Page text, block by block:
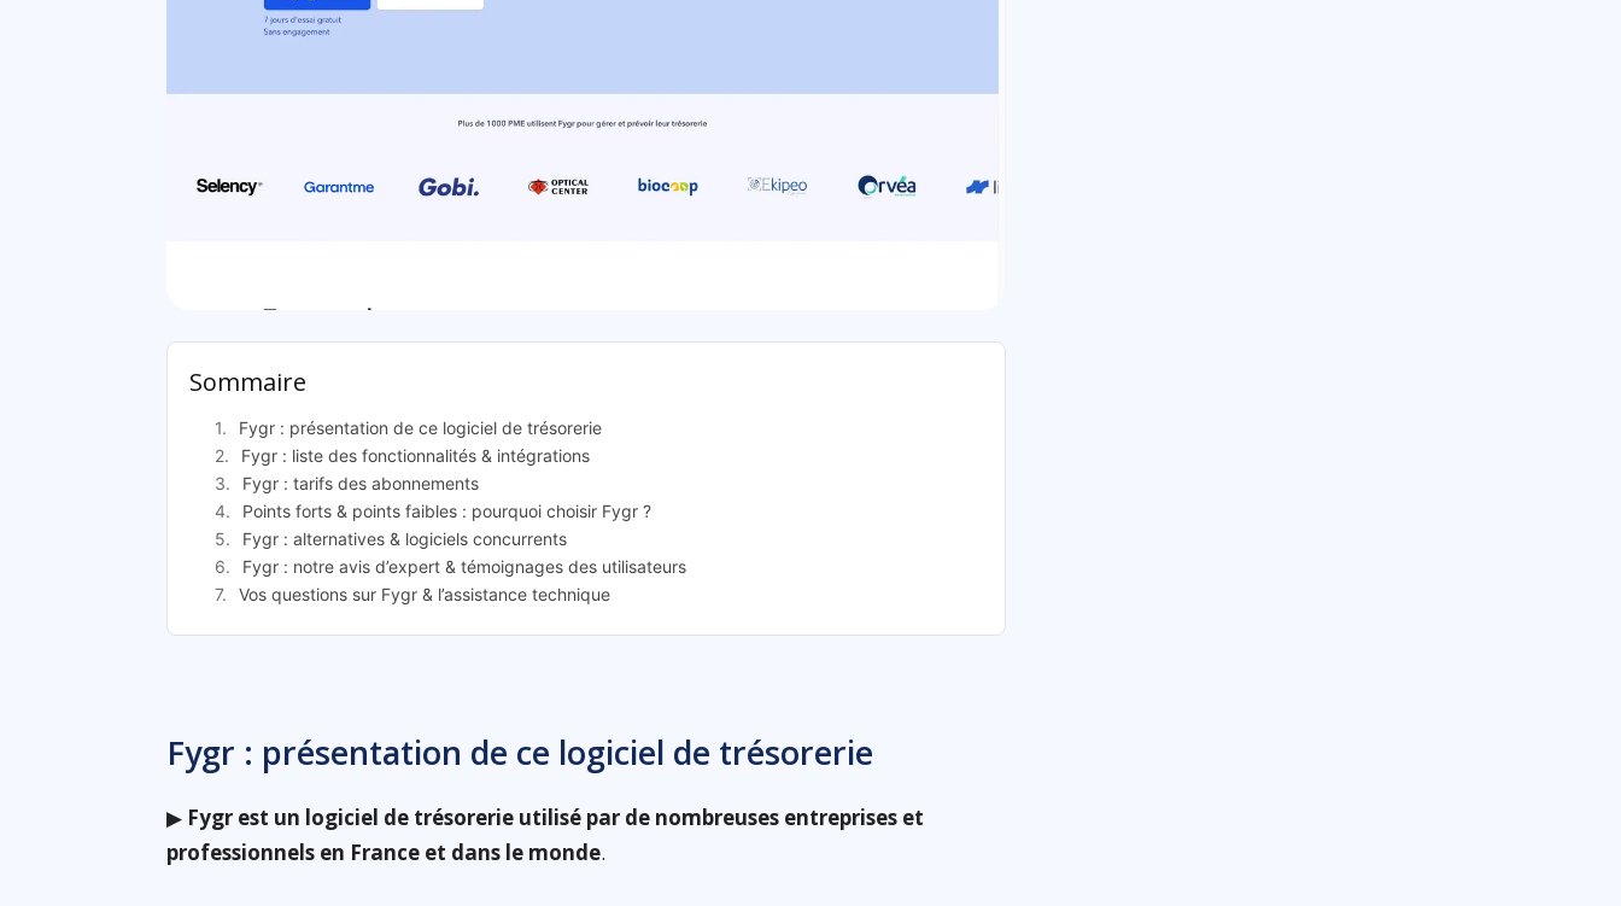
Sommaire
Fygr : présentation de ce logiciel de trésorerie
Fygr : liste des fonctionnalités & intégrations
Fygr : tarifs des abonnements
Points forts & points faibles : pourquoi choisir Fygr ?
Fygr : alternatives & logiciels concurrents
Fygr : notre avis d’expert & témoignages des utilisateurs
Vos questions sur Fygr & l’assistance technique
Fygr : présentation de ce logiciel de trésorerie
▶ Fygr est un logiciel de trésorerie utilisé par de nombreuses entreprises et
professionnels en France et dans le monde.